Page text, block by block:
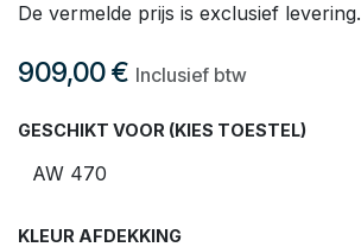
De vermelde prijs is exclusief levering.
909,00€ Inclusief btw
GESCHIKT VOOR (KIES TOESTEL)
KLEUR AFDEKKING